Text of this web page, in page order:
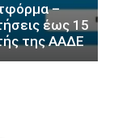
–
έως 15
της ΑΑΔΕ